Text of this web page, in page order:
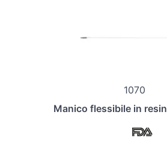
1070
Manico flessibile in